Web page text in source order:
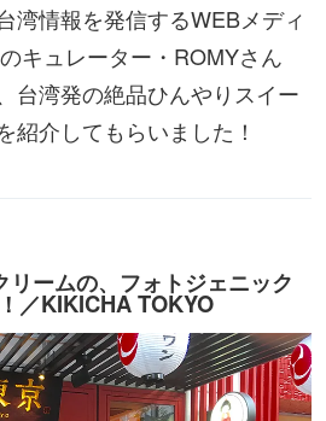
湾情報を発信するWEBメディ
キュレーター・ROMYさん
台湾発の絶品ひんやりスイー
紹介してもらいました！
ームの、フォトジェニック
／KIKICHA TOKYO